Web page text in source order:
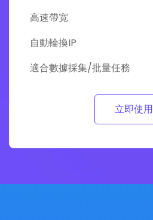
高速帶宽
自動輪換IP
適合數據採集/批量任務
立即使用